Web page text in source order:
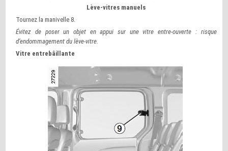
Lève-vitres manuels
Tournez la manivelle 8.
Évitez de poser un objet en appui sur une vitre entre-ouverte : risque
d’endommagement du lève-vitre.
Vitre entrebâillante